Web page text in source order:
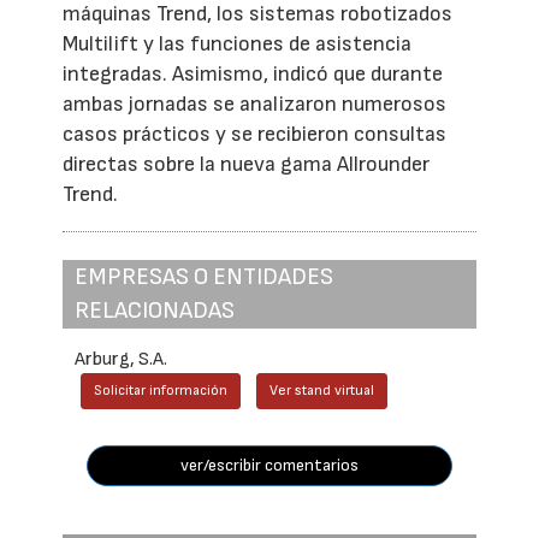
máquinas Trend, los sistemas robotizados
Multilift y las funciones de asistencia
integradas. Asimismo, indicó que durante
ambas jornadas se analizaron numerosos
casos prácticos y se recibieron consultas
directas sobre la nueva gama Allrounder
Trend.
EMPRESAS O ENTIDADES
RELACIONADAS
Arburg, S.A.
Solicitar información Ver stand virtual
ver/escribir comentarios